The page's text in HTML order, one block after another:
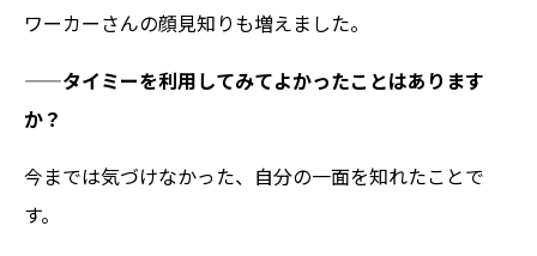
ワーカーさんの顔見知りも増えました。
——タイミーを利用してみてよかったことはあります
か？
今までは気づけなかった、自分の一面を知れたことで
す。